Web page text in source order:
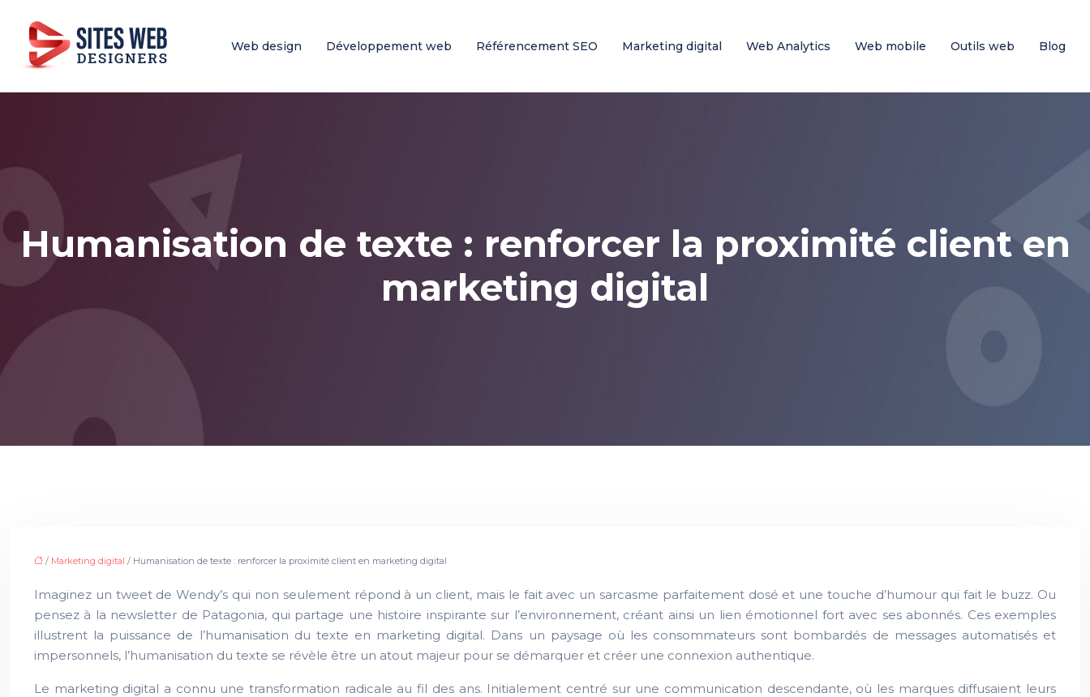
Web design Développement web Référencement SEO Marketing digital Web Analytics Web mobile Outils web Blog
Humanisation de texte : renforcer la proximité client en
marketing digital
/ Marketing digital / Humanisation de texte : renforcer la proximité client en marketing digital
Imaginez un tweet de Wendy’s qui non seulement répond à un client, mais le fait avec un sarcasme parfaitement dosé et une touche d’humour qui fait le buzz. Ou
pensez à la newsletter de Patagonia, qui partage une histoire inspirante sur l’environnement, créant ainsi un lien émotionnel fort avec ses abonnés. Ces exemples
illustrent la puissance de l’humanisation du texte en marketing digital. Dans un paysage où les consommateurs sont bombardés de messages automatisés et
impersonnels, l’humanisation du texte se révèle être un atout majeur pour se démarquer et créer une connexion authentique.
Le marketing digital a connu une transformation radicale au fil des ans. Initialement centré sur une communication descendante, où les marques diffusaient leurs